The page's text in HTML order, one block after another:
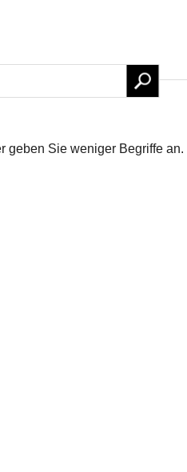
geben Sie weniger Begriffe an.